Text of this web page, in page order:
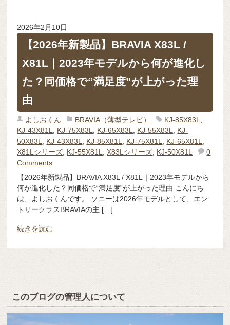
2026年2月10日
【2026年新製品】BRAVIA X83L /
X81L｜2023年モデルから何が進化し
た？同価格で“満足度”が上がった理
由
よしおくん BRAVIA（薄型テレビ） KJ-85X83L
KJ-43X81L
KJ-75X83L KJ-65X83L KJ-55X83L
KJ-
50X83L
KJ-43X83L KJ-85X81L KJ-75X81L KJ-65X81L
X81Lシリーズ KJ-55X81L ,X83Lシリーズ KJ-50X81L
0
Comments
【2026年新製品】BRAVIA X83L / X81L｜2023年モデルから
何が進化した？同価格で“満足度”が上がった理由 こんにち
は、よしおくんです。 ソニーは2026年モデルとして、エン
トリークラスBRAVIAの主 […]
続きを読む
このブログの管理人について